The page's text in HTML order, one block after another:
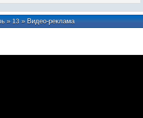
» 13» Видео-реклама